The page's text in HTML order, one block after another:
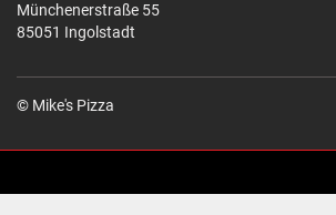
Münchenerstraße 55
85051 Ingolstadt
© Mike's Pizza